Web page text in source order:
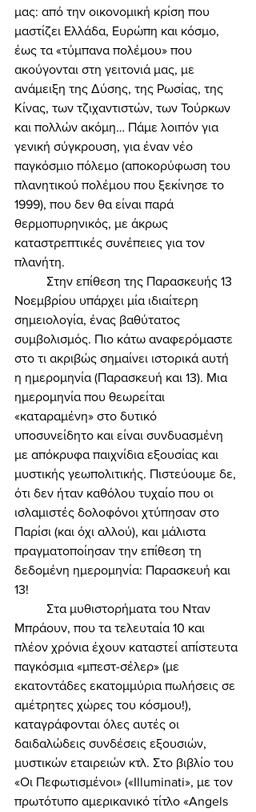
μας: από την οικονομική κρίση που
μαστίζει Ελλάδα, Ευρώπη και κόσμο,
έως τα «τύμπανα πολέμου» που
ακούγονται στη γειτονιά μας, με
ανάμειξη της Δύσης, της Ρωσίας, της
Κίνας, των τζιχαντιστών, των Τούρκων
και πολλών ακόμη… Πάμε λοιπόν για
γενική σύγκρουση, για έναν νέο
παγκόσμιο πόλεμο (αποκορύφωση του
πλανητικού πολέμου που ξεκίνησε το
1999), που δεν θα είναι παρά
θερμοπυρηνικός, με άκρως
καταστρεπτικές συνέπειες για τον
πλανήτη.
Νοεμβρίου υπάρχει μία ιδιαίτερη
σημειολογία, ένας βαθύτατος
συμβολισμός. Πιο κάτω αναφερόμαστε
στο τι ακριβώς σημαίνει ιστορικά αυτή
η ημερομηνία (Παρασκευή και 13). Μια
ημερομηνία που θεωρείται
«καταραμένη» στο δυτικό
υποσυνείδητο και είναι συνδυασμένη
με απόκρυφα παιχνίδια εξουσίας και
μυστικής γεωπολιτικής. Πιστεύουμε δε,
ότι δεν ήταν καθόλου τυχαίο που οι
ισλαμιστές δολοφόνοι χτύπησαν στο
Παρίσι (και όχι αλλού), και μάλιστα
πραγματοποίησαν την επίθεση τη
δεδομένη ημερομηνία: Παρασκευή και
13!
Μπράουν, που τα τελευταία 10 και
πλέον χρόνια έχουν καταστεί απίστευτα
παγκόσμια «μπεστ-σέλερ» (με
εκατοντάδες εκατομμύρια πωλήσεις σε
αμέτρητες χώρες του κόσμου!),
καταγράφονται όλες αυτές οι
δαιδαλώδεις συνδέσεις εξουσιών,
μυστικών εταιρειών κτλ. Στο βιβλίο του
«Οι Πεφωτισμένοι» («Illuminati», με τον
πρωτότυπο αμερικανικό τίτλο «Angels